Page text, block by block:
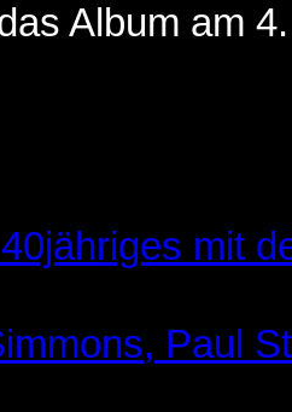
Album am
mit
Paul